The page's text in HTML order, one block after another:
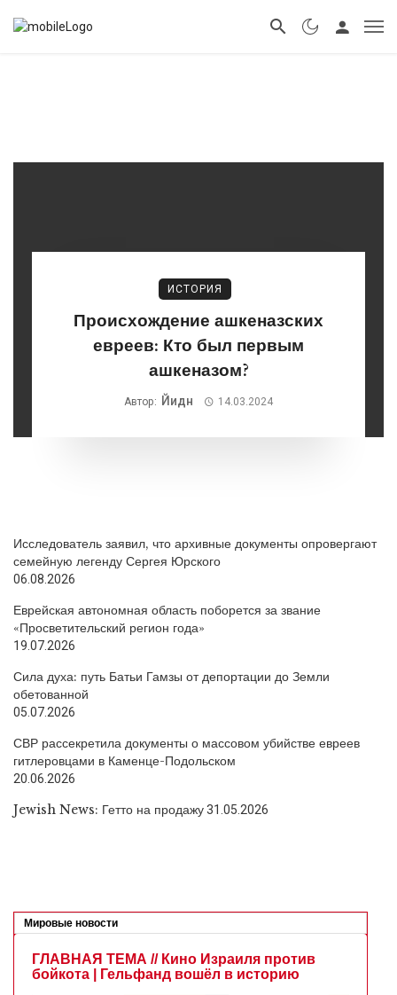
ИСТОРИЯ
Происхождение ашкеназских
евреев: Кто был первым
ашкеназом?
Автор: Йидн 14.03.2024
Исследователь заявил, что архивные документы опровергают
семейную легенду Сергея Юрского
06.08.2026
Еврейская автономная область поборется за звание
«Просветительский регион года»
19.07.2026
Сила духа: путь Батьи Гамзы от депортации до Земли
обетованной
05.07.2026
СВР рассекретила документы о массовом убийстве евреев
гитлеровцами в Каменце-Подольском
20.06.2026
Jewish News: Гетто на продажу31.05.2026